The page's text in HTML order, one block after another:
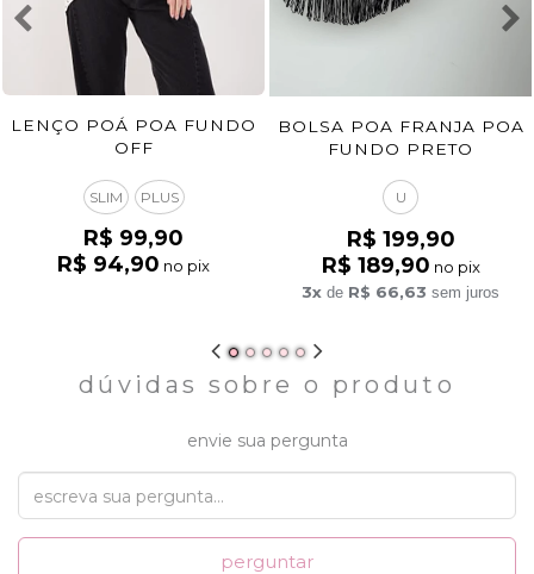
LENÇO POÁ POA FUNDO
OFF
SLIM PLUS
R$ 99,90
R$ 94,90 no pix
BOLSA POA FRANJA POA
FUNDO PRETO
U
R$ 199,90
R$ 189,90 no pix
3x de R$ 66,63 sem juros
dúvidas sobre o produto
envie sua pergunta
perguntar